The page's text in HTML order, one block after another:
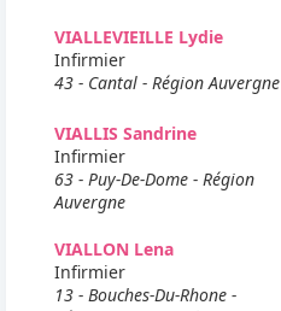
VIALLEVIEILLE Lydie
Infirmier
43 - Cantal - Région Auvergne
VIALLIS Sandrine
Infirmier
63 - Puy-De-Dome - Région
Auvergne
VIALLON Lena
Infirmier
13 - Bouches-Du-Rhone -